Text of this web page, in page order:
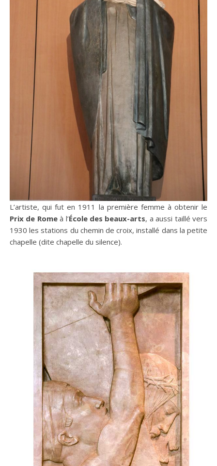
L’artiste, qui fut en 1911 la première femme à obtenir le
Prix de Romeà l’École des beaux-arts, a aussi taillé vers
1930 les stations du chemin de croix, installé dans la petite
chapelle (dite chapelle du silence).